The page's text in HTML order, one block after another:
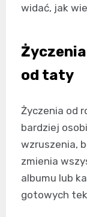
widać, jak
od taty
Życzenia od
bardziej
wzruszenia,
zmienia
albumu lub
gotowych